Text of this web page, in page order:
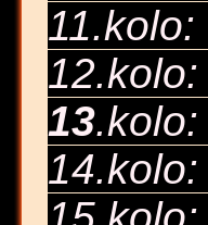
11.kolo:
12.kolo:
13.kolo:
14.kolo: